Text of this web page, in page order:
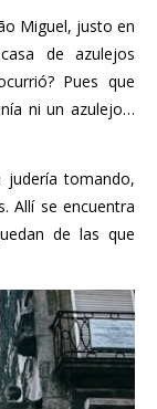
Miguel, justo en
de azulejos
Pues que
ni un azulejo…
tomando,
Allí se encuentra
de las que